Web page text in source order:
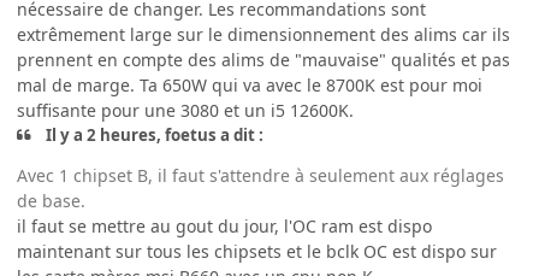
nécessaire de changer. Les recommandations sont
extrêmement large sur le dimensionnement des alims car ils
prennent en compte des alims de "mauvaise" qualités et pas
mal de marge. Ta 650W qui va avec le 8700K est pour moi
suffisante pour une 3080 et un i5 12600K.
Il y a 2 heures, foetus a dit :
Avec 1 chipset B, il faut s'attendre à seulement aux réglages
de base.
il faut se mettre au gout du jour, l'OC ram est dispo
maintenant sur tous les chipsets et le bclk OC est dispo sur